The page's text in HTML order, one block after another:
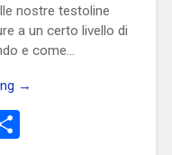
nostre testoline
a un certo livello di
e come…
→
Condividi